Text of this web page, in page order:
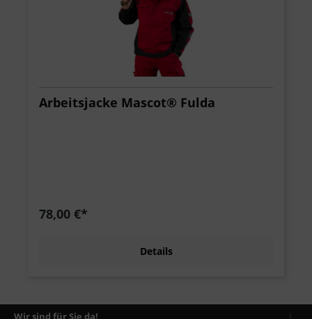
Arbeitsjacke Mascot® Fulda
78,00 €*
Details
Wir sind für Sie da!